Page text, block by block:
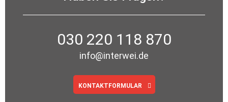
030 220 118 870
info@interwei.de
KONTAKTFORMULAR